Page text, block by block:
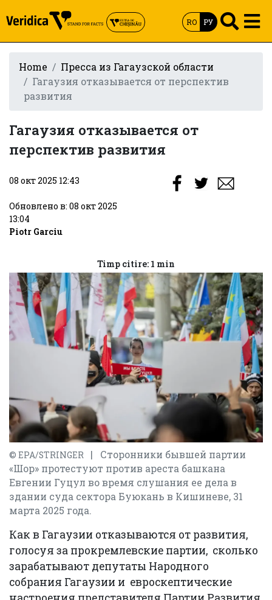
RO РУ
Home
Пресса из Гагаузской области
Гагаузия отказывается от перспектив
развития
Гагаузия отказывается от
перспектив развития
© EPA/STRINGER
| Сторонники бывшей партии
«Шор» протестуют против ареста башкана
Евгении Гуцул во время слушания ее дела в
здании суда сектора Буюкань в Кишиневе, 31
марта 2025 года.
Как в Гагаузии отказываются от развития,
голосуя за прокремлевские партии, сколько
зарабатывают депутаты Народного
собрания Гагаузии и евроскептические
08 окт 2025 12:43
Обновлено в: 08 окт 2025
13:04
Piotr Garciu
Timp citire: 1 min